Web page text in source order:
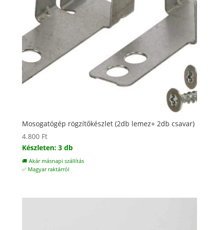
Mosogatógép rögzítőkészlet (2db lemez+ 2db csavar)
4.800 Ft
Készleten: 3 db
🚚 Akár másnapi szállítás
✅ Magyar raktárról